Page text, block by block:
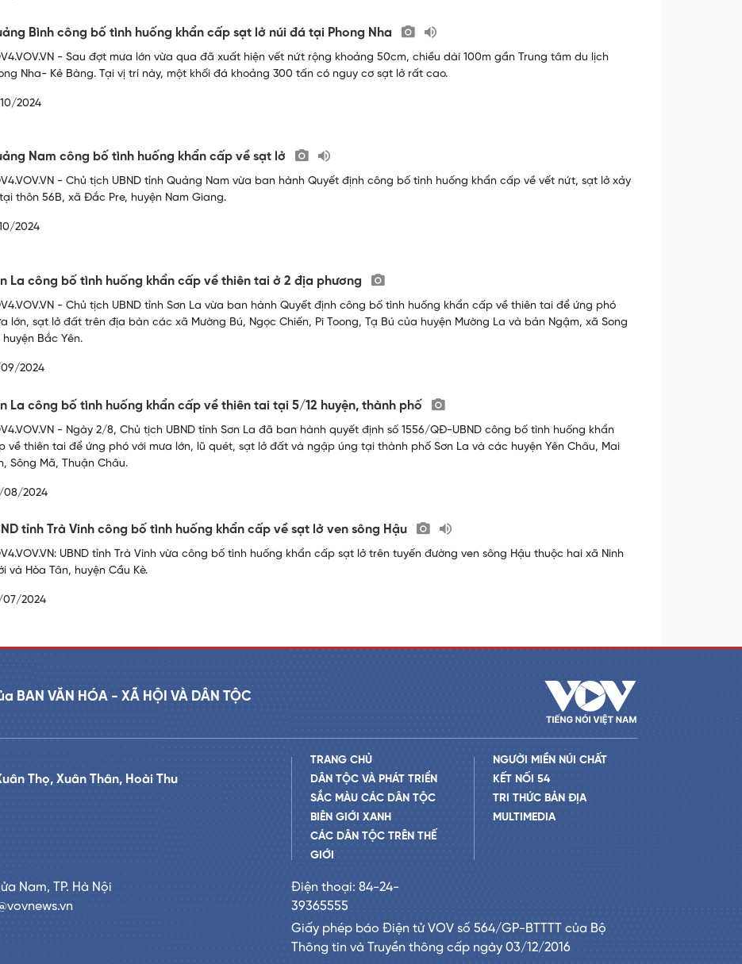
Bình công bố tình huống khẩn cấp sạt lở núi đá tại Phong Nha
- Sau đợt mưa lớn vừa qua đã xuất hiện vết nứt rộng khoảng 50cm, chiều dài 100m gần Trung tâm du lịch
Nha- Kẻ Bàng. Tại vị trí này, một khối đá khoảng 300 tấn có nguy cơ sạt lở rất cao.
2024
Nam công bố tình huống khẩn cấp về sạt lở
- Chủ tịch UBND tỉnh Quảng Nam vừa ban hành Quyết định công bố tình huống khẩn cấp về vết nứt, sạt lở xảy
thôn 56B, xã Đắc Pre, huyện Nam Giang.
2024
La công bố tình huống khẩn cấp về thiên tai ở 2 địa phương
- Chủ tịch UBND tỉnh Sơn La vừa ban hành Quyết định công bố tình huống khẩn cấp về thiên tai để ứng phó
lớn, sạt lở đất trên địa bàn các xã Mường Bú, Ngọc Chiến, Pi Toong, Tạ Bú của huyện Mường La và bản Ngậm, xã Song
huyện Bắc Yên.
2024
La công bố tình huống khẩn cấp về thiên tai tại 5/12 huyện, thành phố
- Ngày 2/8, Chủ tịch UBND tỉnh Sơn La đã ban hành quyết định số 1556/QĐ-UBND công bố tình huống khẩn
về thiên tai để ứng phó với mưa lớn, lũ quét, sạt lở đất và ngập úng tại thành phố Sơn La và các huyện Yên Châu, Mai
Sông Mã, Thuận Châu.
08/2024
tỉnh Trà Vinh công bố tình huống khẩn cấp về sạt lở ven sông Hậu
UBND tỉnh Trà Vinh vừa công bố tình huống khẩn cấp sạt lở trên tuyến đường ven sông Hậu thuộc hai xã Ninh
và Hòa Tân, huyện Cầu Kè.
2024
BAN VĂN HÓA - XÃ HỘI VÀ DÂN TỘC
Thọ, Xuân Thân, Hoài Thu
TRANG CHỦ
DÂN TỘC VÀ PHÁT TRIỂN
SẮC MÀU CÁC DÂN TỘC
BIÊN GIỚI XANH
CÁC DÂN TỘC TRÊN THẾ
GIỚI
NGƯỜI MIỀN NÚI CHẤT
KẾT NỐI 54
TRI THỨC BẢN ĐỊA
MULTIMEDIA
Nam, TP. Hà Nội
Điện thoại: 84-24-
39365555
Giấy phép báo Điện tử VOV số 564/GP-BTTTT của Bộ
Thông tin và Truyền thông cấp ngày 03/12/2016